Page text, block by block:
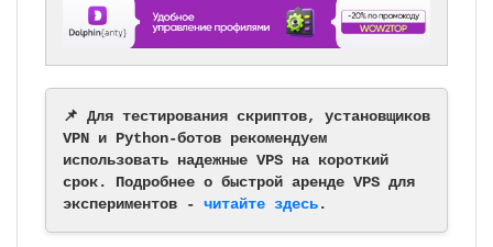
📌 Для тестирования скриптов, установщиков
VPN и Python-ботов рекомендуем
использовать надежные VPS на короткий
срок. Подробнее о быстрой аренде VPS для
экспериментов - читайте здесь.